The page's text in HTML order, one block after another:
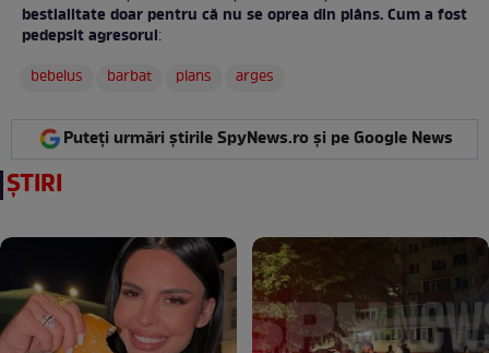
bestialitate doar pentru că nu se oprea din plâns. Cum a fost
pedepsit agresorul:
bebelus
barbat plans arges
Puteți urmări știrile SpyNews.ro și pe Google News
ȘTIRI